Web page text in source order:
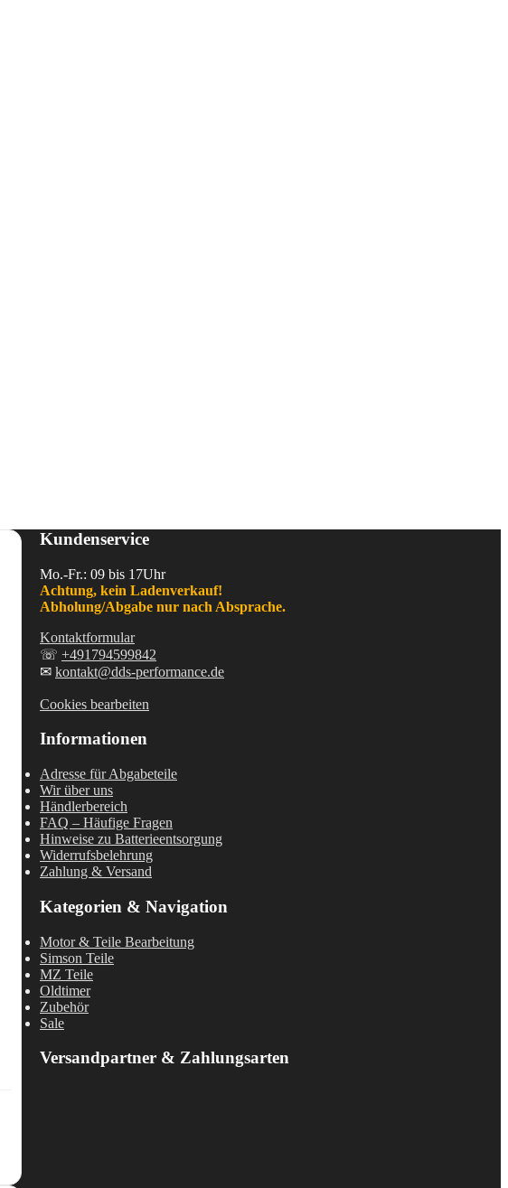
Kundenservice
Mo.-Fr.: 09 bis 17Uhr
Achtung, kein Ladenverkauf!
Abholung/Abgabe nur nach Absprache.
Kontaktformular
☏ +491794599842
✉ kontakt@dds-performance.de
Cookies bearbeiten
Informationen
Adresse für Abgabeteile
Wir über uns
Händlerbereich
FAQ – Häufige Fragen
Hinweise zu Batterieentsorgung
Widerrufsbelehrung
Zahlung & Versand
Kategorien & Navigation
Motor & Teile Bearbeitung
Simson Teile
MZ Teile
Oldtimer
Zubehör
Sale
Versandpartner & Zahlungsarten